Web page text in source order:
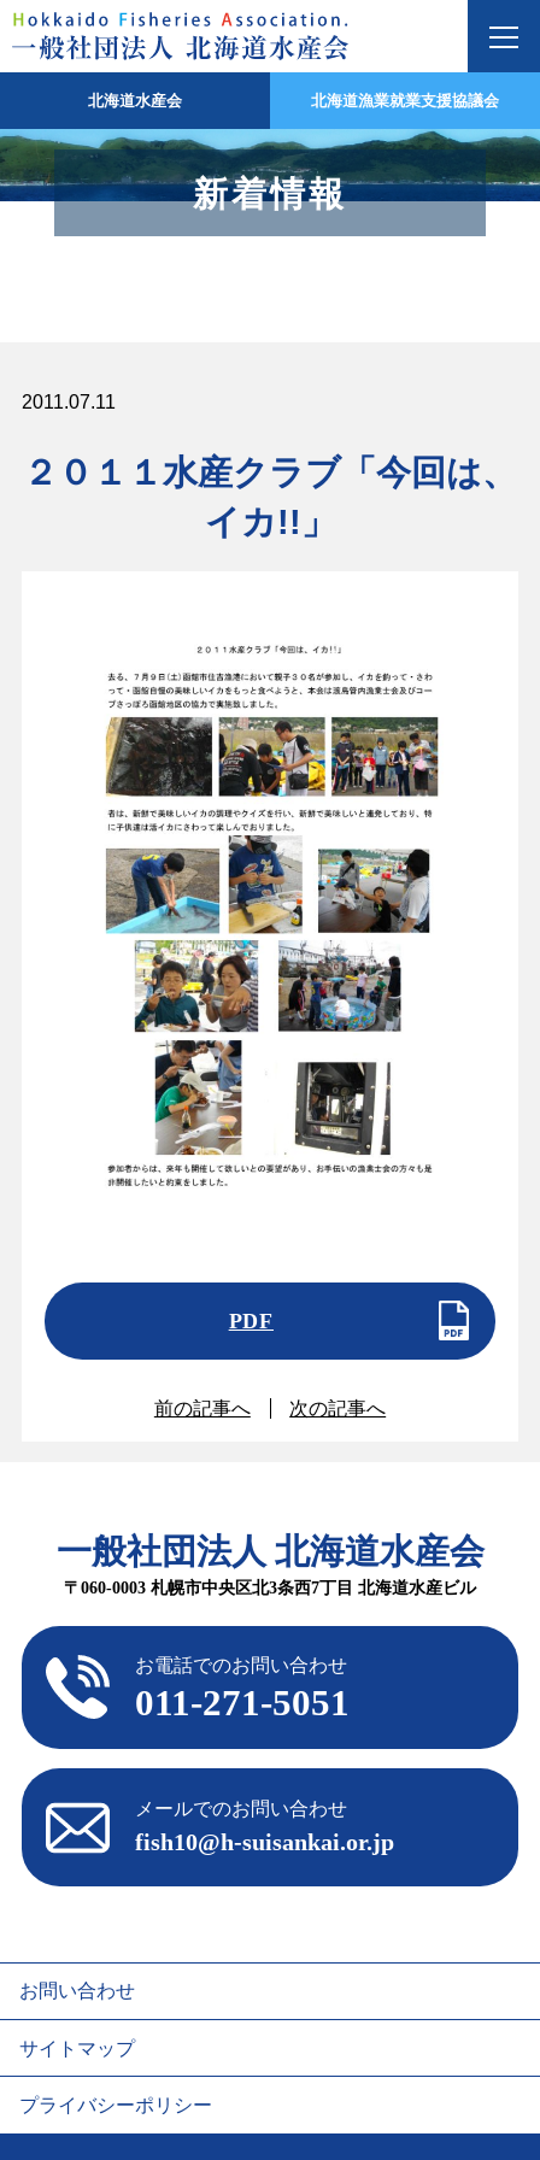
北海道水産会 北海道漁業就業支援協議会
新着情報
2011.07.11
２０１１水産クラブ「今回は、
イカ!!」
PDF
前の記事へ 次の記事へ
一般社団法人 北海道水産会
〒060-0003 札幌市中央区北3条西7丁目 北海道水産ビル
お電話でのお問い合わせ
011-271-5051
メールでのお問い合わせ
fish10@h-suisankai.or.jp
お問い合わせ
サイトマップ
プライバシーポリシー